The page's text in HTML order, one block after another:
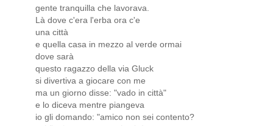
gente tranquilla che lavorava.
Là dove c'era l'erba ora c'e
una città
e quella casa in mezzo al verde ormai
dove sarà
questo ragazzo della via Gluck
si divertiva a giocare con me
ma un giorno disse: "vado in città"
e lo diceva mentre piangeva
io gli domando: "amico non sei contento?